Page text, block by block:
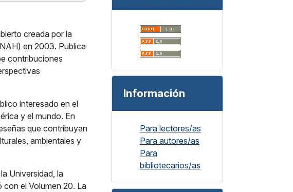
creada por la
en 2003. Publica
contribuciones
interesado en el
y el mundo. En
que contribuyan
ambientales y
Universidad, la
con el Volumen 20. La
Información
Para lectores/as
Para autores/as
Para
bibliotecarios/as